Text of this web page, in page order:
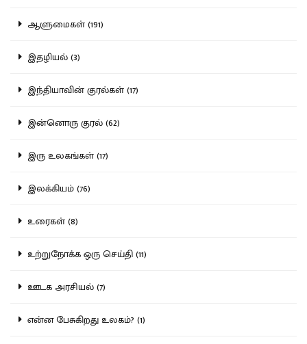
ஆளுமைகள் (191)
இதழியல் (3)
இந்தியாவின் குரல்கள் (17)
இன்னொரு குரல் (62)
இரு உலகங்கள் (17)
இலக்கியம் (76)
உரைகள் (8)
உற்றுநோக்க ஒரு செய்தி (11)
ஊடக அரசியல் (7)
என்ன பேசுகிறது உலகம்? (1)